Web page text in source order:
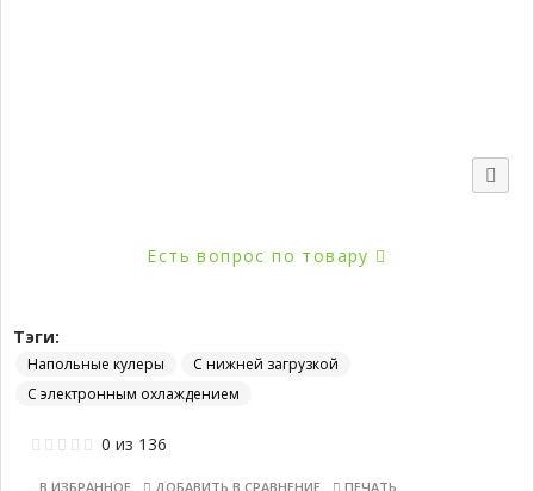
Есть вопрос по товару
Тэги:
Напольные кулеры
С нижней загрузкой
С электронным охлаждением
0 из 136
В ИЗБРАННОЕ ДОБАВИТЬ В СРАВНЕНИЕ ПЕЧАТЬ